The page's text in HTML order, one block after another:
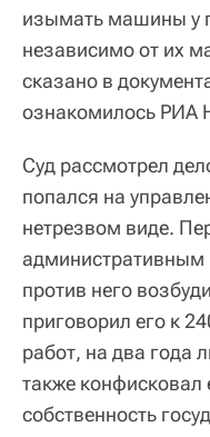
изымать машины у
независимо от их
сказано в
ознакомилось РИА
Суд рассмотрел
попался на
нетрезвом виде.
административным
против него
приговорил его к
работ, на два года
также конфисковал
собственность